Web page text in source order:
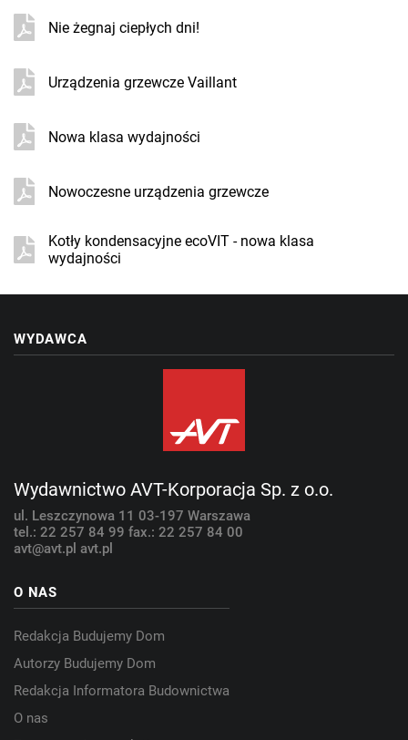
Nie żegnaj ciepłych dni!
Urządzenia grzewcze Vaillant
Nowa klasa wydajności
Nowoczesne urządzenia grzewcze
Kotły kondensacyjne ecoVIT - nowa klasa
wydajności
WYDAWCA
Wydawnictwo AVT-Korporacja Sp. z o.o.
ul. Leszczynowa 11 03-197 Warszawa
tel.: 22 257 84 99 fax.: 22 257 84 00
avt@avt.pl avt.pl
O NAS
Redakcja Budujemy Dom
Autorzy Budujemy Dom
Redakcja Informatora Budownictwa
O nas